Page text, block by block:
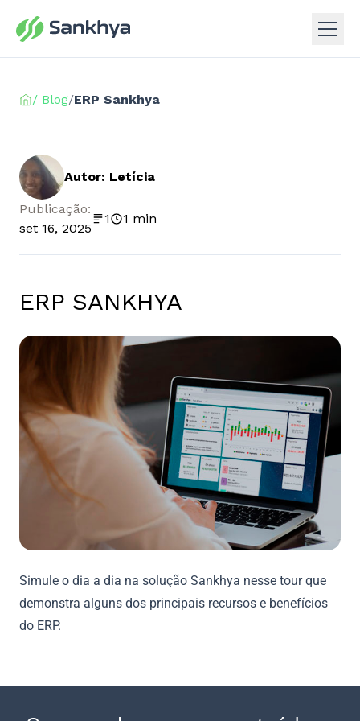
/ Blog/ERP Sankhya
Autor: Letícia
Publicação:
set 16, 2025
1 1 min
ERP SANKHYA
Simule o dia a dia na solução Sankhya nesse tour que
demonstra alguns dos principais recursos e benefícios
do ERP.